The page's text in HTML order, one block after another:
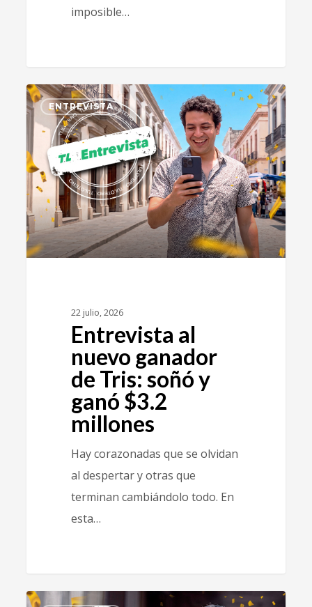
imposible…
ENTREVISTA
22 julio, 2026
Entrevista al
nuevo ganador
de Tris: soñó y
ganó $3.2
millones
Hay corazonadas que se olvidan
al despertar y otras que
terminan cambiándolo todo. En
esta…
0